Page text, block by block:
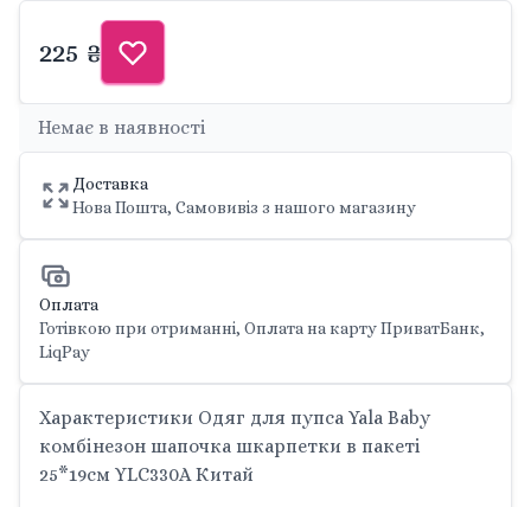
225 ₴
Немає в наявності
Доставка
Нова Пошта, Самовивіз з нашого магазину
Оплата
Готівкою при отриманні, Оплата на карту ПриватБанк,
LiqPay
Характеристики Одяг для пупса Yala Baby
комбінезон шапочка шкарпетки в пакеті
25*19см YLC330A Китай